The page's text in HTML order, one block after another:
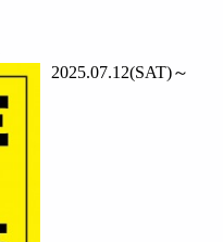
2025.07.12(SAT)～